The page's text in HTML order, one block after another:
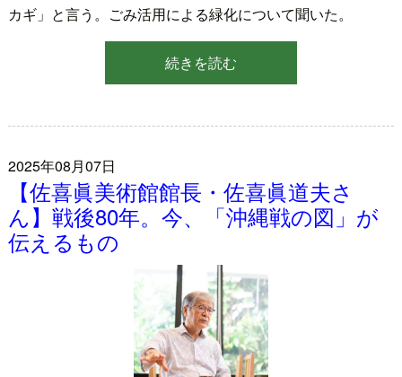
カギ」と言う。ごみ活用による緑化について聞いた。
続きを読む
2025年08月07日
【佐喜眞美術館館長・佐喜眞道夫さ
ん】戦後80年。今、「沖縄戦の図」が
伝えるもの